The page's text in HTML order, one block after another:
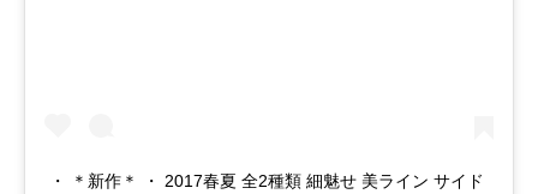
・ ＊新作＊ ・ 2017春夏 全2種類 細魅せ 美ライン サイド